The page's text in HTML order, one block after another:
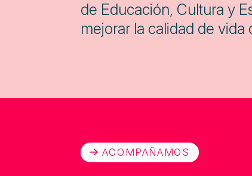
de Educación, Cultura y
mejorar la calidad de
ACOMPAÑAMOS